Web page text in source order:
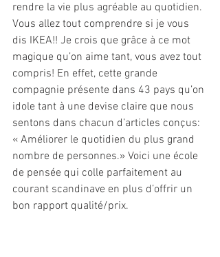
rendre la vie plus agréable au quotidien.
Vous allez tout comprendre si je vous
dis IKEA!! Je crois que grâce à ce mot
magique qu’on aime tant, vous avez tout
compris! En effet, cette grande
compagnie présente dans 43 pays qu’on
idole tant à une devise claire que nous
sentons dans chacun d’articles conçus:
« Améliorer le quotidien du plus grand
nombre de personnes.» Voici une école
de pensée qui colle parfaitement au
courant scandinave en plus d’offrir un
bon rapport qualité/prix.